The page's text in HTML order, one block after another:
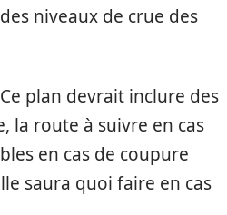
niveaux de crue des
plan devrait inclure des
la route à suivre en cas
en cas de coupure
saura quoi faire en cas